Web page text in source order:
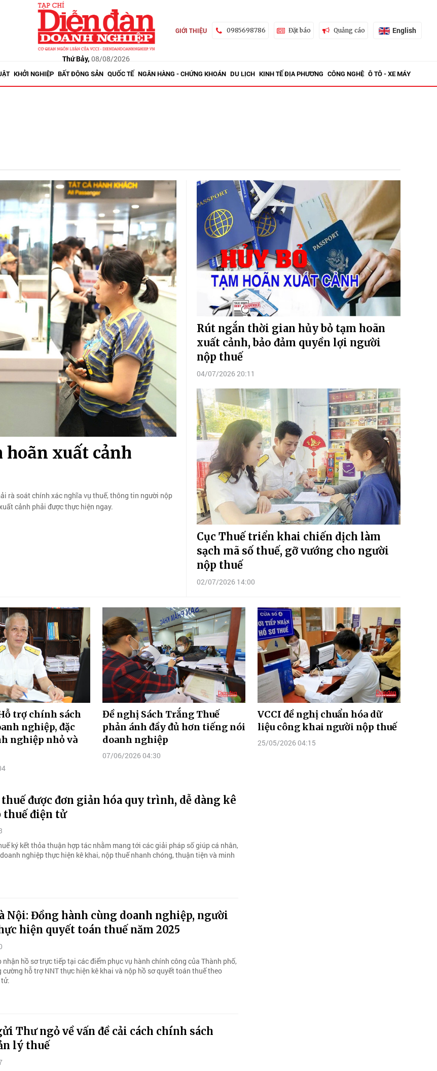
Thứ Bảy, 08/08/2026
GIỚI THIỆU 0985698786 Đặt báo Quảng cáo English
KHỞI NGHIỆP BẤT ĐỘNG SẢN QUỐC TẾ NGÂN HÀNG - CHỨNG KHOÁN DU LỊCH KINH TẾ ĐỊA PHƯƠNG CÔNG NGHỆ Ô TÔ - XE MÁY
hoãn xuất cảnh
rà soát chính xác nghĩa vụ thuế, thông tin người nộp
cảnh phải được thực hiện ngay.
Rút ngắn thời gian hủy bỏ tạm hoãn
xuất cảnh, bảo đảm quyền lợi người
nộp thuế
04/07/2026 20:11
Cục Thuế triển khai chiến dịch làm
sạch mã số thuế, gỡ vướng cho người
nộp thuế
02/07/2026 14:00
trợ chính sách
nghiệp, đặc
nghiệp nhỏ và
Đề nghị Sách Trắng Thuế
phản ánh đầy đủ hơn tiếng nói
doanh nghiệp
07/06/2026 04:30
VCCI đề nghị chuẩn hóa dữ
liệu công khai người nộp thuế
25/05/2026 04:15
được đơn giản hóa quy trình, dễ dàng kê
điện tử
ký kết thỏa thuận hợp tác nhằm mang tới các giải pháp số giúp cá nhân,
nghiệp thực hiện kê khai, nộp thuế nhanh chóng, thuận tiện và minh
Nội: Đồng hành cùng doanh nghiệp, người
hiện quyết toán thuế năm 2025
nhận hồ sơ trực tiếp tại các điểm phục vụ hành chính công của Thành phố,
hỗ trợ NNT thực hiện kê khai và nộp hồ sơ quyết toán thuế theo
Thư ngỏ về vấn đề cải cách chính sách
lý thuế